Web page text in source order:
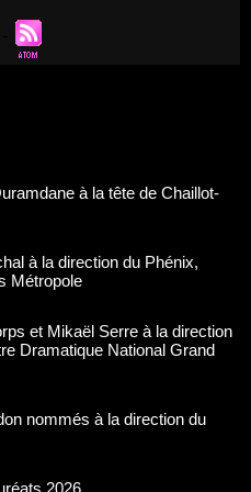
à la direction du Phénix,
et Mikaël Serre à la direction
Dramatique National Grand
nommés à la direction du
2026
le cirque, les lauréats 2026 !